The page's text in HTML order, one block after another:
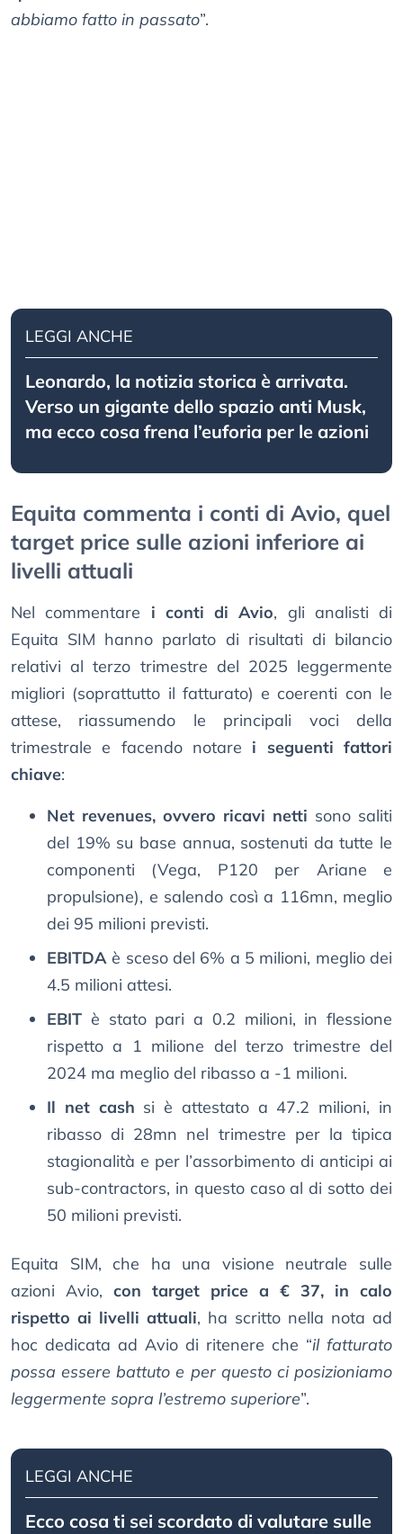
abbiamo fatto in passato”.
LEGGI ANCHE
Leonardo, la notizia storica è arrivata.
Verso un gigante dello spazio anti Musk,
ma ecco cosa frena l’euforia per le azioni
Equita commenta i conti di Avio, quel
target price sulle azioni inferiore ai
livelli attuali
Nel commentare i conti di Avio, gli analisti di
Equita SIM hanno parlato di risultati di bilancio
relativi al terzo trimestre del 2025 leggermente
migliori (soprattutto il fatturato) e coerenti con le
attese, riassumendo le principali voci della
trimestrale e facendo notare i seguenti fattori
chiave:
Net revenues, ovvero ricavi netti sono saliti
del 19% su base annua, sostenuti da tutte le
componenti (Vega, P120 per Ariane e
propulsione), e salendo così a 116mn, meglio
dei 95 milioni previsti.
EBITDA è sceso del 6% a 5 milioni, meglio dei
4.5 milioni attesi.
EBIT è stato pari a 0.2 milioni, in flessione
rispetto a 1 milione del terzo trimestre del
2024 ma meglio del ribasso a -1 milioni.
Il net cash si è attestato a 47.2 milioni, in
ribasso di 28mn nel trimestre per la tipica
stagionalità e per l’assorbimento di anticipi ai
sub-contractors, in questo caso al di sotto dei
50 milioni previsti.
Equita SIM, che ha una visione neutrale sulle
azioni Avio, con target price a € 37, in calo
rispetto ai livelli attuali, ha scritto nella nota ad
hoc dedicata ad Avio di ritenere che “il fatturato
possa essere battuto e per questo ci posizioniamo
leggermente sopra l’estremo superiore”.
LEGGI ANCHE
Ecco cosa ti sei scordato di valutare sulle